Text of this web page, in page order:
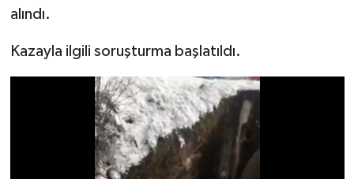
alındı.
Kazayla ilgili soruşturma başlatıldı.